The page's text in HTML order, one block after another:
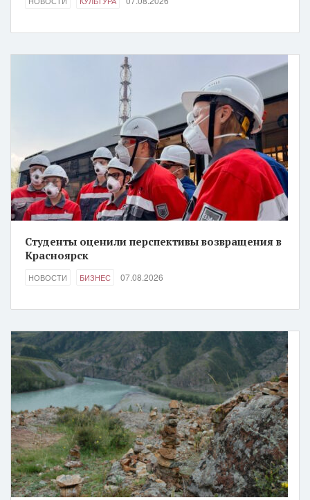
Студенты оценили перспективы возвращения в
Красноярск
НОВОСТИ БИЗНЕС 07.08.2026